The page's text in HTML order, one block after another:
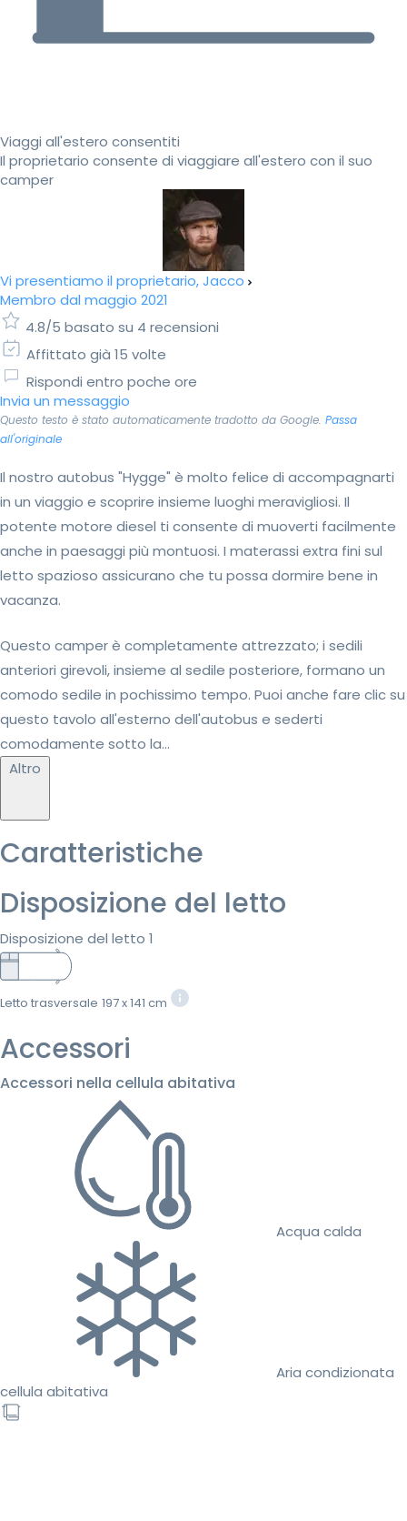
Viaggi all'estero consentiti
Il proprietario consente di viaggiare all'estero con il suo
camper
Vi presentiamo il proprietario, Jacco
Membro dal maggio 2021
4.8/5 basato su 4 recensioni
Affittato già 15 volte
Rispondi entro poche ore
Invia un messaggio
Questo testo è stato automaticamente tradotto da Google. Passa
all'originale
Il nostro autobus "Hygge" è molto felice di accompagnarti
in un viaggio e scoprire insieme luoghi meravigliosi. Il
potente motore diesel ti consente di muoverti facilmente
anche in paesaggi più montuosi. I materassi extra fini sul
letto spazioso assicurano che tu possa dormire bene in
vacanza.
Questo camper è completamente attrezzato; i sedili
anteriori girevoli, insieme al sedile posteriore, formano un
comodo sedile in pochissimo tempo. Puoi anche fare clic su
questo tavolo all'esterno dell'autobus e sederti
comodamente sotto la...
Altro
Caratteristiche
Disposizione del letto
Disposizione del letto 1
Letto trasversale 197 x 141 cm
Accessori
Accessori nella cellula abitativa
Acqua calda
Aria condizionata
cellula abitativa